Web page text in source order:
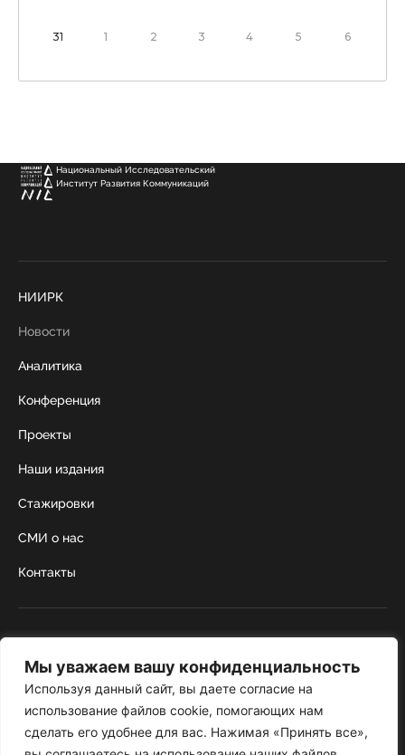
Мы уважаем вашу конфиденциальность
Используя данный сайт, вы даете согласие на
использование файлов cookie, помогающих нам
сделать его удобнее для вас. Нажимая «Принять все»,
31 1 2 3 4 5 6
Национальный Исследовательский
Институт Развития Коммуникаций
НИИРК
Новости
Аналитика
Конференция
Проекты
Наши издания
Стажировки
СМИ о нас
Контакты
+7 495 252 67 88
institut@nicrus.ru